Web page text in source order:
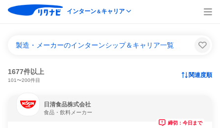
インターン＆キャリア
製造・メーカーのインターンシップ＆キャリア一覧
1677件以上
101〜200件目
関連度順
日清食品株式会社
食品・飲料メーカー
締切：今日まで